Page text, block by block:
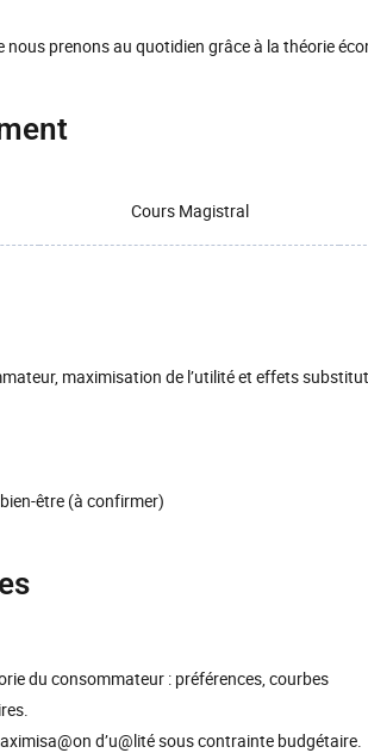
nous prenons au quotidien grâce à la théorie
Cours Magistral
maximisation de l’utilité et effets
être (à confirmer)
du consommateur : préférences, courbes
d’u@lité sous contrainte budgétaire.